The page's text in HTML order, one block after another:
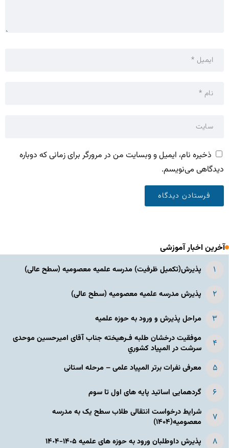
ذخیره نام، ایمیل و وبسایت من در مرورگر برای زمانی که دوباره
دیدگاهی می‌نویسم.
آخرین اخبار آموزشی
پذیرش(تکمیل ظرفیت) مدرسه علمیه معصومیه‌ (سطح عالی)
پذیرش مدرسه علمیه معصومیه‌ (سطح عالی)
مراحل پذیرش و ورود به حوزه علمیه
موفقیت درخشان طلبه فـرهیخته جناب آقای امیرحسین موحدی
سرشت در المپياد كشوري
معرفی نفرات برتر المپیاد علمی – مرحله استانی
گردهمایی اساتید پایه های اول تا سوم
شرایط درخواست انتقالی طلاب سطح یک به مدرسه
معصومیه(۱۴۰۴)
پذیرش داوطلبان ورود به حوزه های علمیه ١۴٠۵-١۴٠۴